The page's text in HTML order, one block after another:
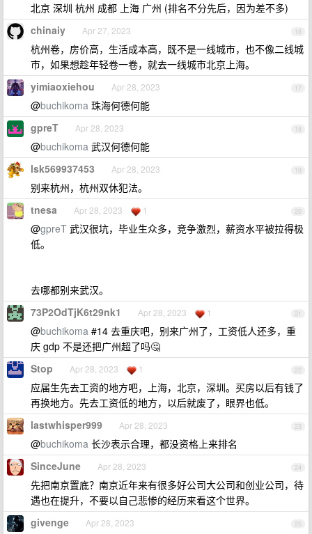
北京 深圳 杭州 成都 上海 广州 (排名不分先后，因为差不多)
16
chinaiy Apr 27, 2023
杭州卷，房价高，生活成本高，既不是一线城市，也不像二线城
市，如果想趁年轻卷一卷，就去一线城市北京上海。
17
yimiaoxiehou Apr 28, 2023
@buchikoma 珠海何德何能
18
gpreT Apr 28, 2023
@buchikoma 武汉何德何能
19
lsk569937453 Apr 28, 2023
别来杭州，杭州双休犯法。
20
tnesa Apr 28, 2023 1
@gpreT 武汉很坑，毕业生众多，竞争激烈，薪资水平被拉得极
低。
去哪都别来武汉。
21
73P2OdTjK6t29nk1 Apr 28, 2023 1
@buchikoma #14 去重庆吧，别来广州了，工资低人还多，重
庆 gdp 不是还把广州超了吗🤔
22
Stop Apr 28, 2023 1
应届生先去工资的地方吧，上海，北京，深圳。买房以后有钱了
再换地方。先去工资低的地方，以后就废了，眼界也低。
23
lastwhisper999 Apr 28, 2023
@buchikoma 长沙表示合理，都没资格上来排名
24
SinceJune Apr 28, 2023
先把南京置底？南京近年来有很多好公司大公司和创业公司，待
遇也在提升，不要以自己悲惨的经历来看这个世界。
25
givenge Apr 28, 2023